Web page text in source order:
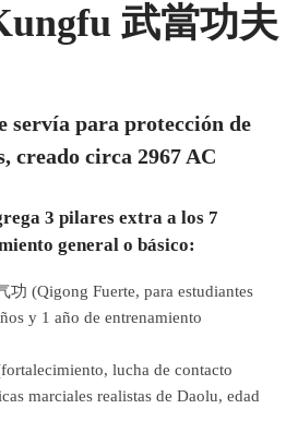
武當功夫
servía para protección de
creado circa 2967 AC
3 pilares extra a los 7
general o básico:
功 (Qigong Fuerte, para estudiantes
y 1 año de entrenamiento
lucha de contacto
marciales realistas de Daolu, edad